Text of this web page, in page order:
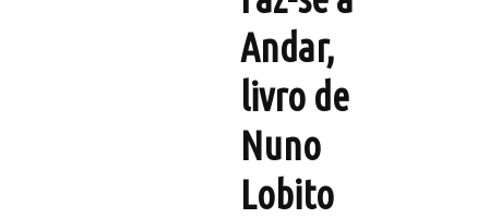
Andar,
livro de
Nuno
Lobito